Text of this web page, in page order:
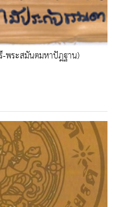
พระสมันตมหาปัฎฐาน)